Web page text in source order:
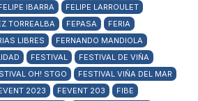
IBARRA
FELIPE LARROULET
TORREALBA FEPASA
FERIA
LIBRES
FERNANDO MANDIOLA
FESTIVAL
FESTIVAL DE VIÑA
OH! STGO
FESTIVAL VIÑA DEL MAR
2023 FEVENT 203
FIBE